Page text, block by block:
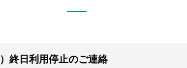
終日利用停止のご連絡